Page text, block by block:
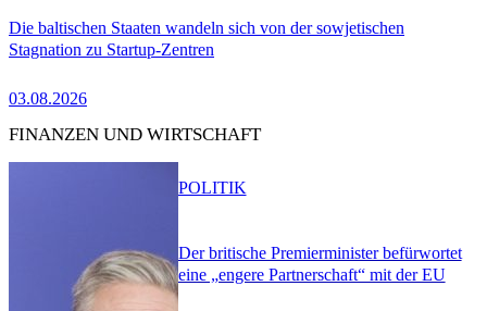
Die baltischen Staaten wandeln sich von der sowjetischen
Stagnation zu Startup-Zentren
03.08.2026
FINANZEN UND WIRTSCHAFT
Der britische Premierminister befürwortet
eine „engere Partnerschaft“ mit der EU
POLITIK